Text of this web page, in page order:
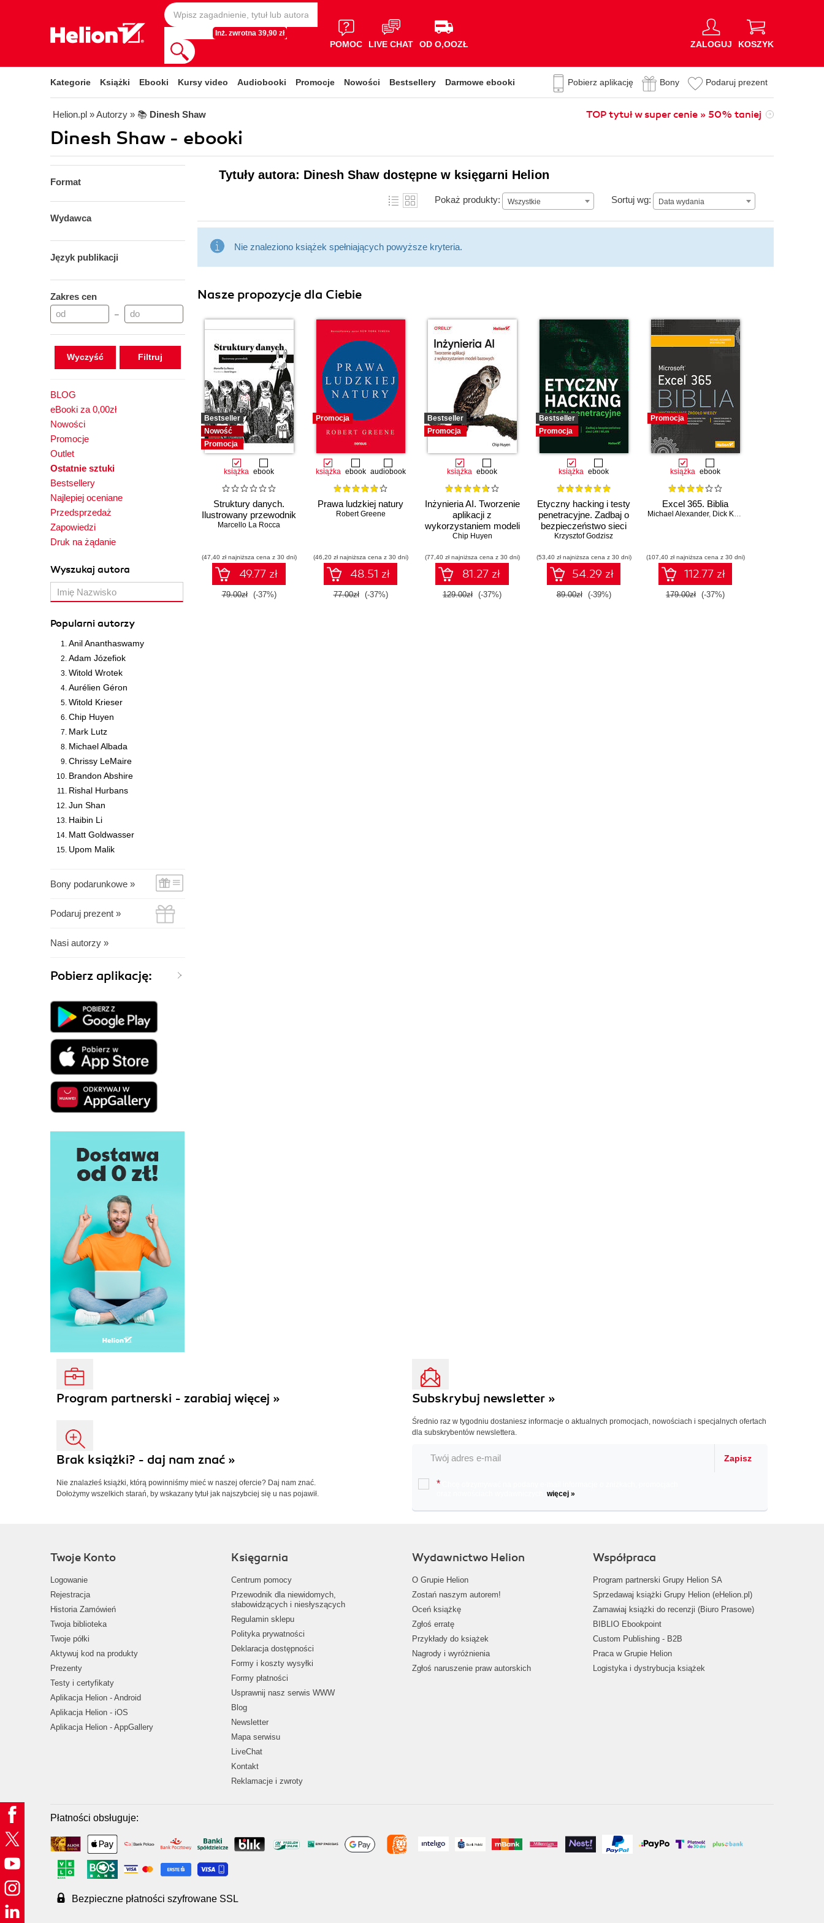
Inż. zwrotna 39,90 zł
POMOC LIVE CHAT OD O,OOZŁ ZALOGUJ KOSZYK
Kategorie Książki Ebooki Kursy video Audiobooki Promocje Nowości Bestsellery Darmowe ebooki Pobierz aplikację Bony Podaruj prezent
Helion.pl » Autorzy » 📚 Dinesh Shaw TOP tytuł w super cenie » 50% taniej
Dinesh Shaw - ebooki
Format
Wydawca
Język publikacji
Zakres cen
–
Wyczyść
BLOG
eBooki za 0,00zł
Nowości
Promocje
Outlet
Ostatnie sztuki
Bestsellery
Najlepiej oceniane
Przedsprzedaż
Zapowiedzi
Druk na żądanie
Wyszukaj autora
Popularni autorzy
Anil Ananthaswamy
Adam Józefiok
Witold Wrotek
Aurélien Géron
Witold Krieser
Chip Huyen
Mark Lutz
Michael Albada
Chrissy LeMaire
Brandon Abshire
Rishal Hurbans
Jun Shan
Haibin Li
Matt Goldwasser
Upom Malik
Bony podarunkowe »
Podaruj prezent »
Nasi autorzy »
Pobierz aplikację:
Tytuły autora: Dinesh Shaw dostępne w księgarni Helion
Pokaż produkty: Wszystkie Sortuj wg: Data wydania
Data wydania
Nie znaleziono książek spełniających powyższe kryteria.
Nasze propozycje dla Ciebie
Bestseller
Nowość
Promocja
książka ebook
Struktury danych.
Ilustrowany przewodnik
Marcello La Rocca
(47,40 zł najniższa cena z 30 dni)
49.77 zł
79.00zł (-37%)
Promocja
książka ebook audiobook
Prawa ludzkiej natury
Robert Greene
(46,20 zł najniższa cena z 30 dni)
48.51 zł
77.00zł (-37%)
Bestseller
Promocja
książka ebook
Inżynieria AI. Tworzenie
aplikacji z
wykorzystaniem modeli
bazowych
Chip Huyen
(77,40 zł najniższa cena z 30 dni)
81.27 zł
129.00zł (-37%)
Bestseller
Promocja
książka ebook
Etyczny hacking i testy
penetracyjne. Zadbaj o
bezpieczeństwo sieci
LAN i WLAN
Krzysztof Godzisz
(53,40 zł najniższa cena z 30 dni)
54.29 zł
89.00zł (-39%)
Promocja
książka ebook
Excel 365. Biblia
Michael Alexander, Dick Kusleika
(107,40 zł najniższa cena z 30 dni)
112.77 zł
179.00zł (-37%)
Program partnerski - zarabiaj więcej »
Brak książki? - daj nam znać »
Nie znalazłeś książki, którą powinniśmy mieć w naszej ofercie? Daj nam znać.
Dołożymy wszelkich starań, by wskazany tytuł jak najszybciej się u nas pojawił.
Subskrybuj newsletter »
Średnio raz w tygodniu dostaniesz informacje o aktualnych promocjach, nowościach i specjalnych ofertach
dla subskrybentów newslettera.
Zapisz
*
więcej »
Twoje Konto
Logowanie
Rejestracja
Historia Zamówień
Twoja biblioteka
Twoje półki
Aktywuj kod na produkty
Prezenty
Testy i certyfikaty
Aplikacja Helion - Android
Aplikacja Helion - iOS
Aplikacja Helion - AppGallery
Księgarnia
Centrum pomocy
Przewodnik dla niewidomych,
słabowidzących i niesłyszących
Regulamin sklepu
Polityka prywatności
Deklaracja dostępności
Formy i koszty wysyłki
Formy płatności
Usprawnij nasz serwis WWW
Blog
Newsletter
Mapa serwisu
LiveChat
Kontakt
Reklamacje i zwroty
Wydawnictwo Helion
O Grupie Helion
Zostań naszym autorem!
Oceń książkę
Zgłoś erratę
Przykłady do książek
Nagrody i wyróżnienia
Zgłoś naruszenie praw autorskich
Współpraca
Program partnerski Grupy Helion SA
Sprzedawaj książki Grupy Helion (eHelion.pl)
Zamawiaj książki do recenzji (Biuro Prasowe)
BIBLIO Ebookpoint
Custom Publishing - B2B
Praca w Grupie Helion
Logistyka i dystrybucja książek
Płatności obsługuje:
Bezpieczne płatności szyfrowane SSL